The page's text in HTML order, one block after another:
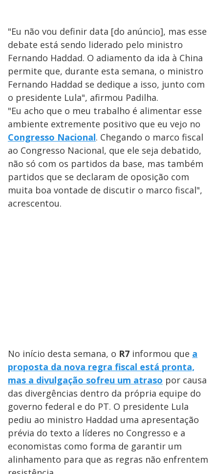
"Eu não vou definir data [do anúncio], mas esse
debate está sendo liderado pelo ministro
Fernando Haddad. O adiamento da ida à China
permite que, durante esta semana, o ministro
Fernando Haddad se dedique a isso, junto com
o presidente Lula", afirmou Padilha.
"Eu acho que o meu trabalho é alimentar esse
ambiente extremente positivo que eu vejo no
Congresso Nacional. Chegando o marco fiscal
ao Congresso Nacional, que ele seja debatido,
não só com os partidos da base, mas também
partidos que se declaram de oposição com
muita boa vontade de discutir o marco fiscal",
acrescentou.
No início desta semana, o R7 informou que a
proposta da nova regra fiscal está pronta,
mas a divulgação sofreu um atraso por causa
das divergências dentro da própria equipe do
governo federal e do PT. O presidente Lula
pediu ao ministro Haddad uma apresentação
prévia do texto a líderes no Congresso e a
economistas como forma de garantir um
alinhamento para que as regras não enfrentem